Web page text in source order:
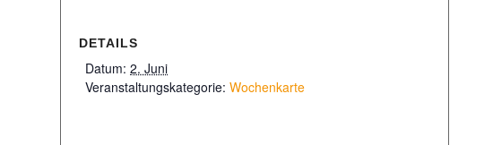
DETAILS
Datum: 2. Juni
Veranstaltungskategorie: Wochenkarte